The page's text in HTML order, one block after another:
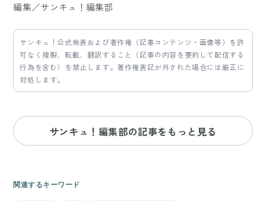
編集／サンキュ！編集部
サンキュ！公式発表および著作権（記事コンテンツ・画像等）を許
可なく複製、転載、翻訳すること（記事の内容を要約して配信する
行為を含む）を禁止します。著作権表記が外された場合には厳正に
対処します。
サンキュ！編集部の記事をもっと見る
関連するキーワード